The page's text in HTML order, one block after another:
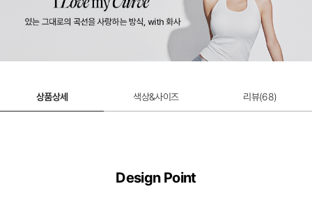
상품상세 색상&사이즈 리뷰(68)
Design Point